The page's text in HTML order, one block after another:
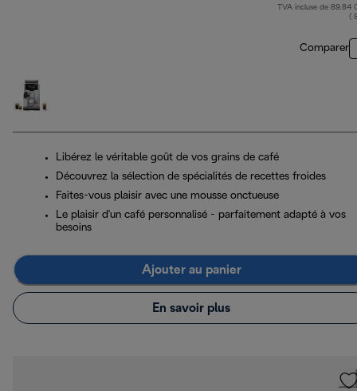
TVA incluse de 89.84
(
Comparer
Libérez le véritable goût de vos grains de café
Découvrez la sélection de spécialités de recettes froides
Faites-vous plaisir avec une mousse onctueuse
Le plaisir d'un café personnalisé - parfaitement adapté à vos
besoins
Ajouter au panier
En savoir plus